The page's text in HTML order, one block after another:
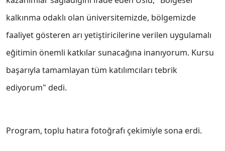
kalkınma odaklı olan üniversitemizde, bölgemizde
faaliyet gösteren arı yetiştiricilerine verilen uygulamalı
eğitimin önemli katkılar sunacağına inanıyorum. Kursu
başarıyla tamamlayan tüm katılımcıları tebrik
ediyorum" dedi.
Program, toplu hatıra fotoğrafı çekimiyle sona erdi.